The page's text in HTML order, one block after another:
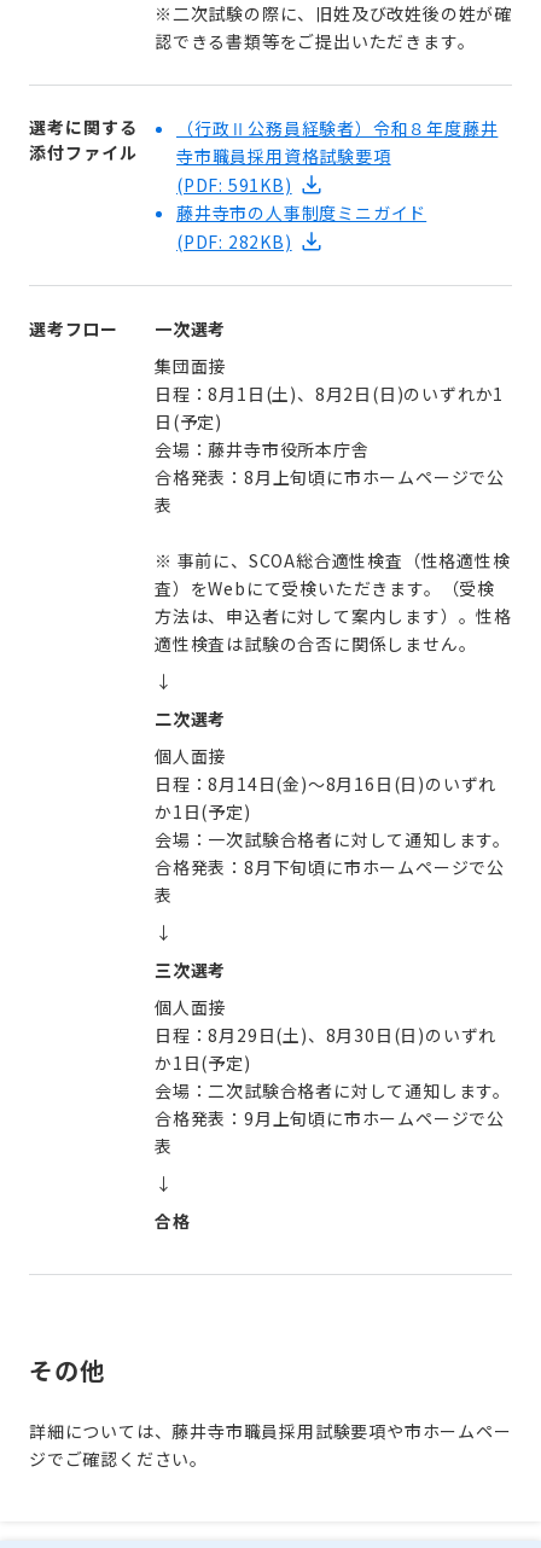
※二次試験の際に、旧姓及び改姓後の姓が確
認できる書類等をご提出いただきます。
選考に関する
添付ファイル
（行政Ⅱ公務員経験者）令和８年度藤井
寺市職員採用資格試験要項
(PDF: 591KB)
藤井寺市の人事制度ミニガイド
(PDF: 282KB)
選考フロー
一次選考
集団面接
日程：8月1日(土)、8月2日(日)のいずれか1
日(予定)
会場：藤井寺市役所本庁舎
合格発表：8月上旬頃に市ホームページで公
表
※ 事前に、SCOA総合適性検査（性格適性検
査）をWebにて受検いただきます。（受検
方法は、申込者に対して案内します）。性格
適性検査は試験の合否に関係しません。
↓
二次選考
個人面接
日程：8月14日(金)～8月16日(日)のいずれ
か1日(予定)
会場：一次試験合格者に対して通知します。
合格発表：8月下旬頃に市ホームページで公
表
↓
三次選考
個人面接
日程：8月29日(土)、8月30日(日)のいずれ
か1日(予定)
会場：二次試験合格者に対して通知します。
合格発表：9月上旬頃に市ホームページで公
表
↓
合格
その他
詳細については、藤井寺市職員採用試験要項や市ホームペー
ジでご確認ください。